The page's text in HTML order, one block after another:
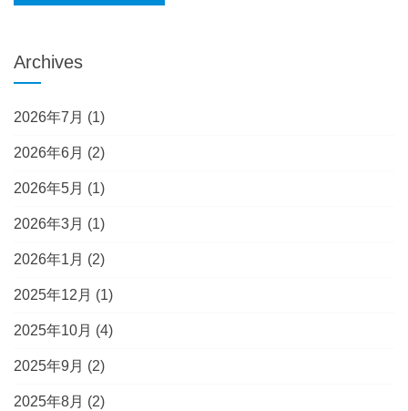
Archives
2026年7月 (1)
2026年6月 (2)
2026年5月 (1)
2026年3月 (1)
2026年1月 (2)
2025年12月 (1)
2025年10月 (4)
2025年9月 (2)
2025年8月 (2)